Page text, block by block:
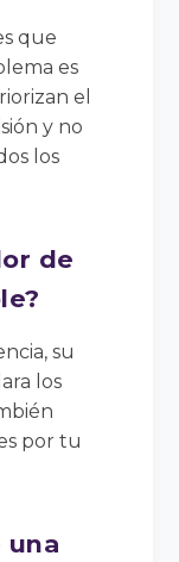
que
es
el
y no
los
de
su
los
por tu
una